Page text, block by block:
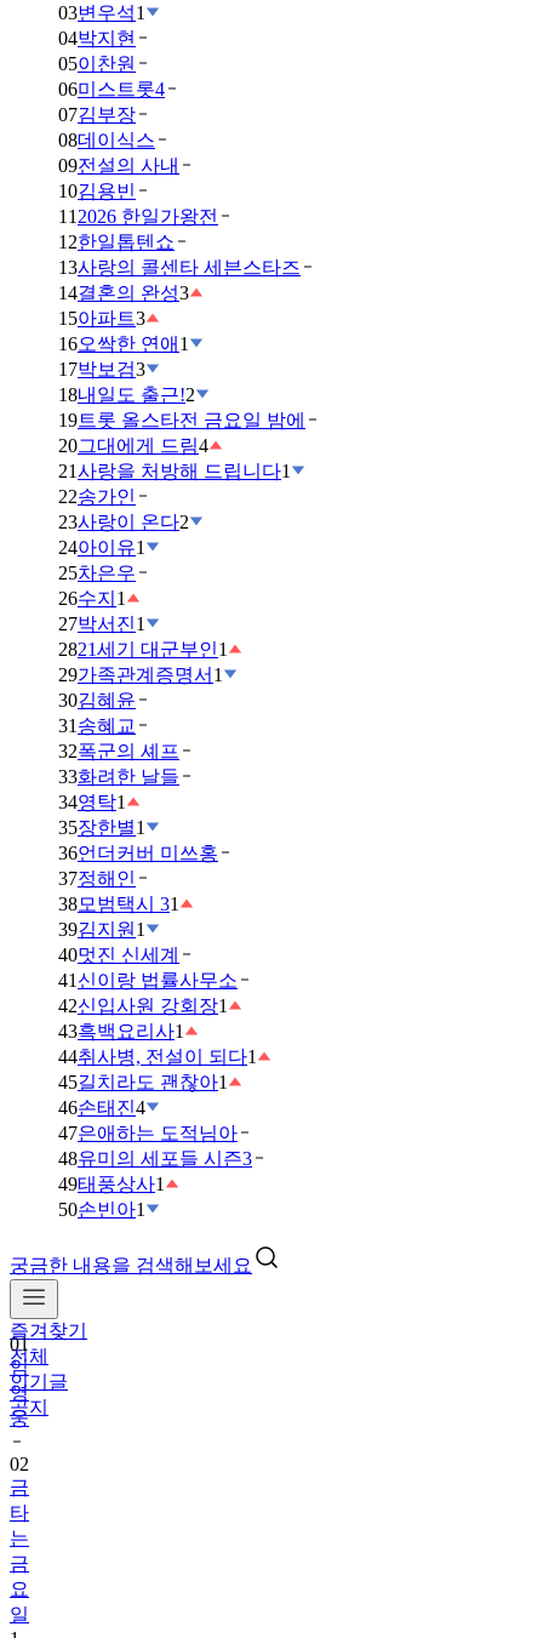
03변우석1
04박지현
05이찬원
06미스트롯4
07김부장
08데이식스
09전설의 사내
10김용빈
11 2026 한일가왕전
12한일톱텐쇼
13사랑의 콜센타 세븐스타즈
14결혼의 완성3
15아파트3
16오싹한 연애 1
17박보검3
18내일도 출근!2
19트롯 올스타전 금요일 밤에
20그대에게 드림4
21사랑을 처방해 드립니다1
22송가인
23사랑이 온다2
24아이유1
25차은우
26수지 1
27박서진1
2821세기 대군부인1
29가족관계증명서 1
30김혜윤
31 송혜교
32폭군의 셰프
33화려한 날들
34영탁1
35장한별1
36언더커버 미쓰홍
37정해인
38모범택시 31
39김지원 1
40멋진 신세계
41 신이랑 법률사무소
42신입사원 강회장1
43흑백요리사1
44취사병, 전설이 되다1
45길치라도 괜찮아1
46손태진4
47은애하는 도적님아
48유미의 세포들 시즌3
49태풍상사1
50손빈아1
궁금한 내용을 검색해보세요
즐겨찾기
전체
인기글
공지
01
임
영
웅
02
금
타
는
금
요
일